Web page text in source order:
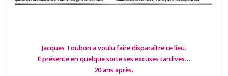
Jacques Toubon a voulu faire disparaître ce lieu.
Il présente en quelque sorte ses excuses tardives…
20 ans après.